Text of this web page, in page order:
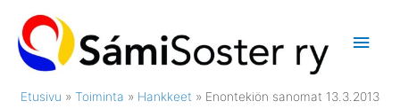
sisältöön
Etusivu Toiminta Hankkeet Enontekiön sanomat 13.3.2013